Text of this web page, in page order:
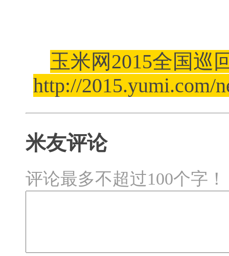
玉米网2015全国巡
http://2015.yumi.com/
米友评论
评论最多不超过100个字！